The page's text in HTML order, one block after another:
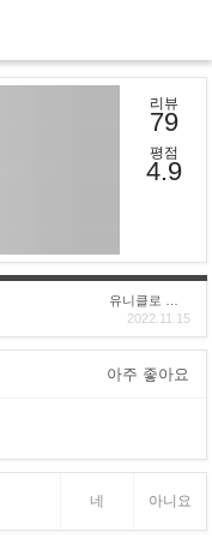
리뷰
79
평점
4.9
2022.11.15
아주 좋아요
네 아니요